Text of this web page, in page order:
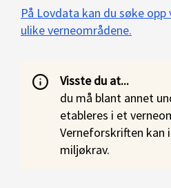
På Lovdata kan du søke
ulike verneområdene.
Visste du at...
du må blant annet
etableres i et
Verneforskriften
miljøkrav.